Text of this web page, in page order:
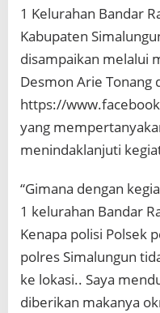
d
i
i
D
g
a
n
a
m
b
a
n
g
I
l
1 Kelurahan Bandar
Kabupaten
disampaikan melalui
Desmon Arie Tonang
https://
yang
menindaklanjuti
“Gimana dengan
1 kelurahan Bandar
Kenapa polisi Polsek
polres Simalungun
ke lokasi.. Saya
diberikan makanya